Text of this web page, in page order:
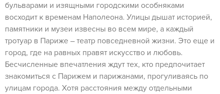
бульварами и изящными городскими особняками
восходит к временам Наполеона. Улицы дышат историей,
памятники и музеи извесны во всем мире, а каждый
тротуар в Париже – театр повседневной жизни. Это еще и
город, где на равных правят искусство и любовь.
Бесчисленные впечатления ждут тех, кто предпочитает
знакомиться с Парижем и парижанами, прогуливаясь по
улицам города. Хотя расстояния между отдельными